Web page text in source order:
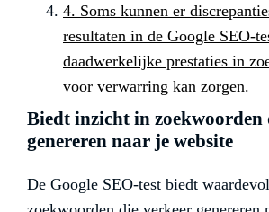
4. Soms kunnen er
resultaten in de Google SEO-
daadwerkelijke prestaties in
voor verwarring kan zorgen.
Biedt inzicht in zoekwoorden
genereren naar je website
De Google SEO-test biedt